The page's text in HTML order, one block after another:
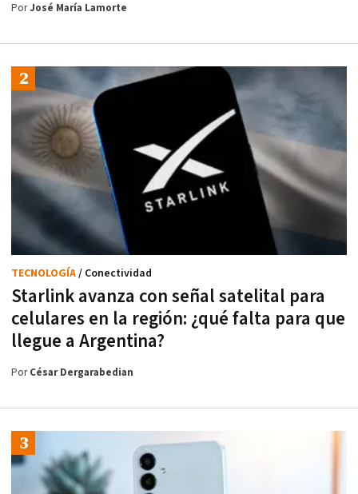
PorJosé María Lamorte
Starlink avanza con señal satelital para
celulares en la región: ¿qué falta para que
llegue a Argentina?
TECNOLOGÍA/ Conectividad
PorCésar Dergarabedian